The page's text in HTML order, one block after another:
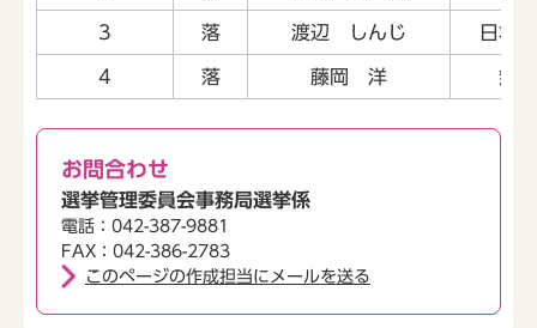
3 落 渡辺 しんじ 日本
4 落 藤岡 洋 無
お問合わせ
選挙管理委員会事務局選挙係
電話：042-387-9881
FAX：042-386-2783
このページの作成担当にメールを送る